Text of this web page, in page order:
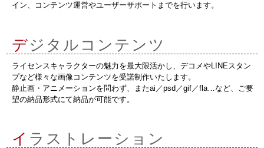
イン、コンテンツ運営やユーザーサポートまでを行います。
デジタルコンテンツ
ライセンスキャラクターの魅力を最大限活かし、デコメやLINEスタン
プなど様々な画像コンテンツを受諾制作いたします。
静止画・アニメーションを問わず、またai／psd／gif／fla…など、ご要
望の納品形式にて納品が可能です。
イ ラストレーション